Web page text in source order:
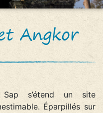
Angkor
s’étend un site
Éparpillés sur